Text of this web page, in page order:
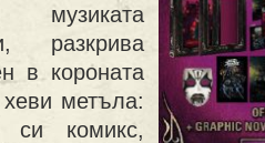
музиката
разкрива
в короната
метъла:
си комикс,